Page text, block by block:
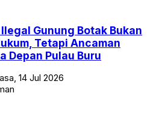
Gunung Botak Bukan
Tetapi Ancaman
Depan Pulau Buru
14 Jul 2026